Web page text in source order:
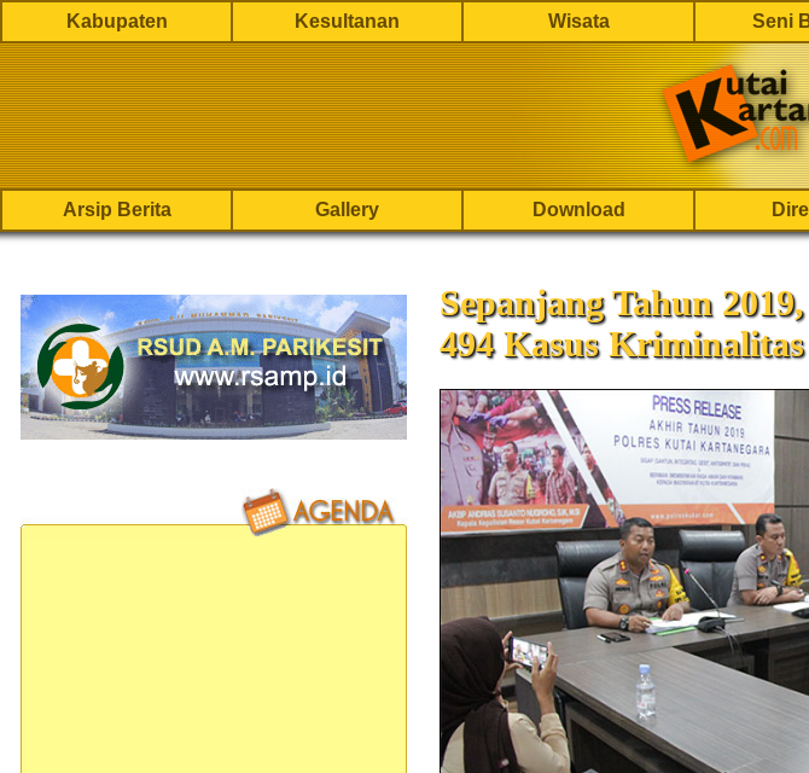
Kabupaten Kesultanan Wisata Seni
Arsip Berita Gallery Download
Sepanjang Tahun
494 Kasus Kriminalitas